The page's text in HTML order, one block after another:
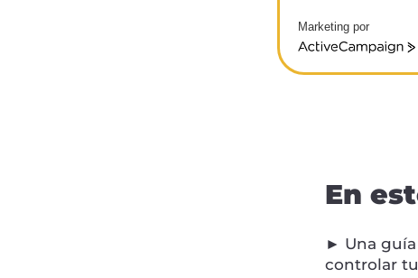
Marketing por
ActiveCampaign
En
► Una guía
controlar